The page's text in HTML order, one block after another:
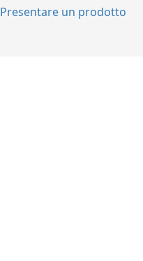
Presentare un prodotto